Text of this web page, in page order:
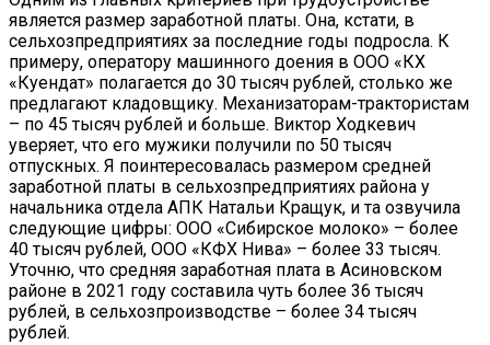
является размер заработной платы. Она, кстати, в
сельхозпредприятиях за последние годы подросла. К
примеру, оператору машинного доения в ООО «КХ
«Куендат» полагается до 30 тысяч рублей, столько же
предлагают кладовщику. Механизаторам-трактористам
– по 45 тысяч рублей и больше. Виктор Ходкевич
уверяет, что его мужики получили по 50 тысяч
отпускных. Я поинтересовалась размером средней
заработной платы в сельхозпредприятиях района у
начальника отдела АПК Натальи Кращук, и та озвучила
следующие цифры: ООО «Сибирское молоко» – более
40 тысяч рублей, ООО «КФХ Нива» – более 33 тысяч.
Уточню, что средняя заработная плата в Асиновском
районе в 2021 году составила чуть более 36 тысяч
рублей, в сельхозпроизводстве – более 34 тысяч
рублей.